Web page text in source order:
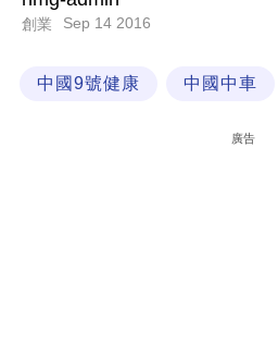
科
創業 Sep 14 2016
中國9號健康 中國中車
廣告